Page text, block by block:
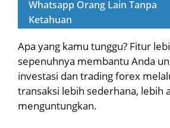
Whatsapp Orang Lain Tanpa
Ketahuan
Apa yang kamu tunggu? Fitur
sepenuhnya membantu Anda
investasi dan trading forex
transaksi lebih sederhana, lebih
menguntungkan.